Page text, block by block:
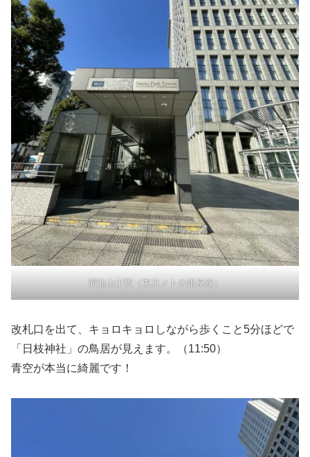
溜池山王駅（東京メトロ銀座線）
改札口を出て、キョロキョロしながら歩くこと5分ほどで
「日枝神社」の鳥居が見えます。（11:50）
青空が本当に綺麗です！